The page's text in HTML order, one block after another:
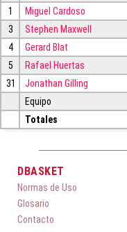
1
Miguel Cardoso
3
Stephen Maxwell
4
Gerard Blat
5
Rafael Huertas
31
Jonathan Gilling
Equipo
Totales
DBASKET
Normas de Uso
Glosario
Contacto